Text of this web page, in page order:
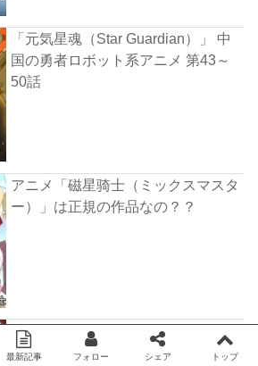
「元気星魂（Star Guardian）」 中
国の勇者ロボット系アニメ 第43～
50話
アニメ「磁星骑士（ミックスマスタ
ー）」は正規の作品なの？？
「十万个冷笑话 第四話 福禄篇」 中
国のショートギャグアニメの日本語
最新記事 フォロー シェア トップ
facebook